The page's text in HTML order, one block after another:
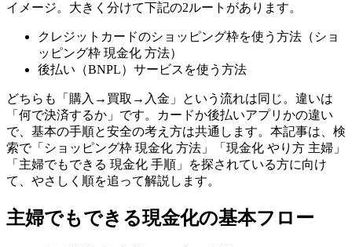
イメージ。大きく分けて下記の2ルートがあります。
クレジットカードのショッピング枠を使う方法（ショ
ッピング枠 現金化 方法）
後払い（BNPL）サービスを使う方法
どちらも「購入→買取→入金」という流れは同じ。違いは
「何で決済するか」です。カードか後払いアプリかの違い
で、基本の手順と安全の考え方は共通します。本記事は、検
索で「ショッピング枠 現金化 方法」「現金化 やり方 主婦」
「主婦でもできる 現金化 手順」を探されている方に向け
て、やさしく順を追って解説します。
主婦でもできる現金化の基本フロー